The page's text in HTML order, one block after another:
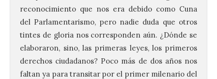
reconocimiento que nos era debido como Cuna
del Parlamentarismo, pero nadie duda que otros
tintes de gloria nos corresponden aún. ¿Dónde se
elaboraron, sino, las primeras leyes, los primeros
derechos ciudadanos? Poco más de dos años nos
faltan ya para transitar por el primer milenario del